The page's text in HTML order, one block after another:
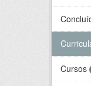
Cursos